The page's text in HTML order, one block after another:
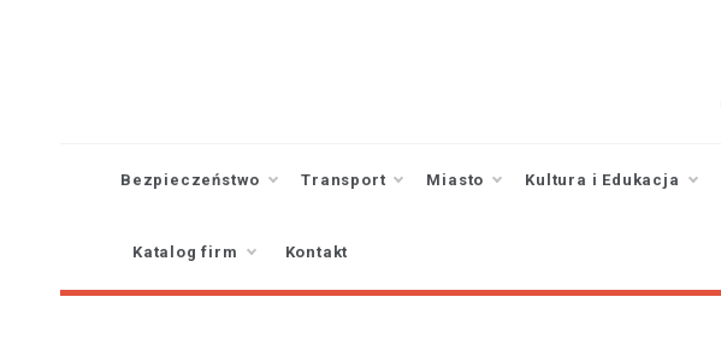
Bezpieczeństwo Transport Miasto Kultura i Edukacja
Katalog firm Kontakt